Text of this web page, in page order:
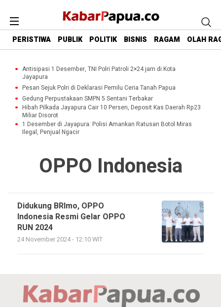
PERISTIWA PUBLIK POLITIK BISNIS RAGAM OLAH
Antisipasi 1 Desember, TNI Polri Patroli 2×24 jam di Kota
Jayapura
Pesan Sejuk Polri di Deklarasi Pemilu Ceria Tanah Papua
Gedung Perpustakaan SMPN 5 Sentani Terbakar
Hibah Pilkada Jayapura Cair 10 Persen, Deposit Kas Daerah Rp23
Miliar Disorot
1 Desember di Jayapura: Polisi Amankan Ratusan Botol Miras
Ilegal, Penjual Ngacir
OPPO Indonesia
Didukung BRImo, OPPO
Indonesia Resmi Gelar OPPO
RUN 2024
24 November 2024 - 12:10 WIT